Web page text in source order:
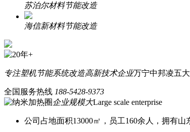
苏泊尔材料节能改造
海信新材料节能改造
专注塑机节能系统改造高新技术企业万宁中邦凌五
全国服务热线 188-5428-9373
企业规模大Large scale enterprise
公司占地面积13000㎡，员工160余人，拥有